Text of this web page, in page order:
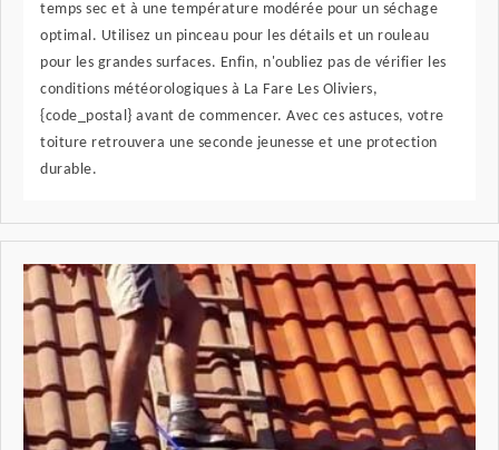
temps sec et à une température modérée pour un séchage
optimal. Utilisez un pinceau pour les détails et un rouleau
pour les grandes surfaces. Enfin, n'oubliez pas de vérifier les
conditions météorologiques à La Fare Les Oliviers,
{code_postal} avant de commencer. Avec ces astuces, votre
toiture retrouvera une seconde jeunesse et une protection
durable.